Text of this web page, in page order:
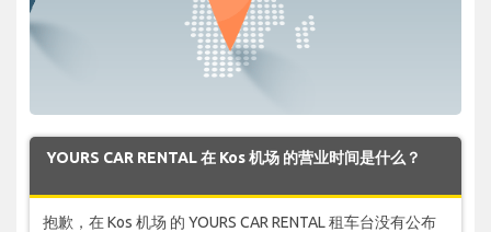
YOURS CAR RENTAL 在 Kos 机场 的营业时间是什么？
抱歉，在 Kos 机场 的 YOURS CAR RENTAL 租车台没有公布